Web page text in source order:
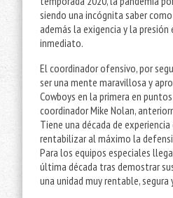
siendo una incógnita saber
además la exigencia y la
inmediato.
El coordinador ofensivo, por
ser una mente maravillosa y
Cowboys en la primera en
coordinador Mike Nolan,
Tiene una década de
rentabilizar al máximo la
Para los equipos especiales
última década tras demostrar
una unidad muy rentable,